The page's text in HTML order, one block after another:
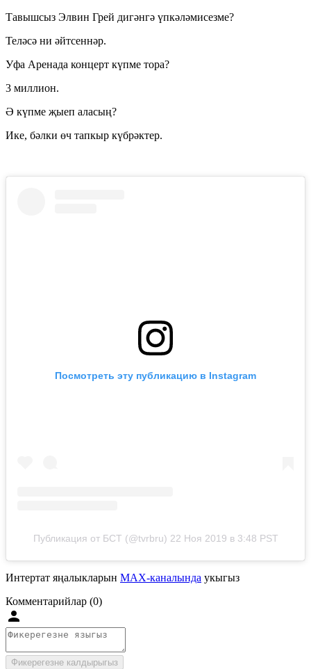
Тавышсыз Элвин Грей дигәнгә үпкәләмисезме?
Теләсә ни әйтсеннәр.
Уфа Аренада концерт күпме тора?
3 миллион.
Ә күпме җыеп аласың?
Ике, бәлки өч тапкыр күбрәктер.
Посмотреть эту публикацию в Instagram
Публикация от БСТ (@tvrbru) 22 Ноя 2019 в 3:48 PST
Интертат яңалыкларын MAX-каналында укыгыз
Комментарийлар (0)
Фикерегезне калдырыгыз